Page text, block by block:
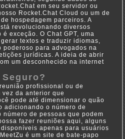
em seu servidor ou
Rocket.Chat Cloud ou um de
hospedagem parceiros. A
revolucionando diversos
exceção. O Chat GPT, uma
textos e traduzir idiomas,
poderoso para advogados na
jurídicas. A ideia de abrir
um desconhecido na internet
profissional ou de
da anterior que
pode até dimensionar o quão
adicionando o número de
de pessoas que podem
fazer reuniões aqui, alguns
apenas para usuários
é um site de bate-papo